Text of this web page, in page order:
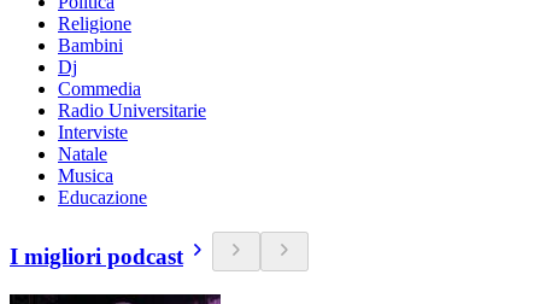
Religione
Bambini
Dj
Commedia
Radio Universitarie
Interviste
Natale
Musica
Educazione
I migliori podcast